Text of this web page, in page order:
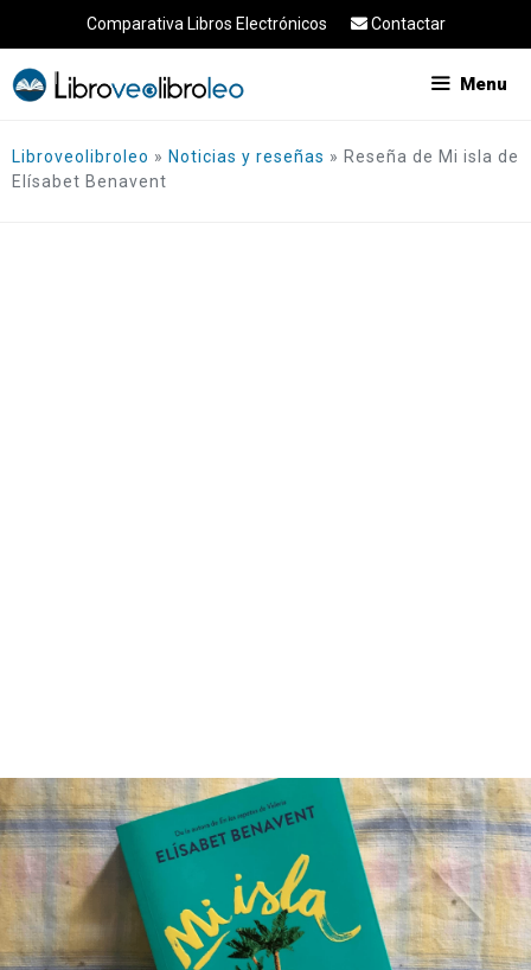
al
contenido
Comparativa Libros Electrónicos Contactar
Menu
Libroveolibroleo » Noticias y reseñas » Reseña de Mi isla de
Elísabet Benavent